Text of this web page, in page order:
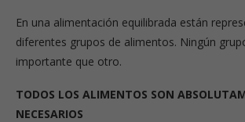
En una alimentación equilibrada están
diferentes grupos de alimentos. Ningún
importante que otro.
TODOS LOS ALIMENTOS SON
NECESARIOS